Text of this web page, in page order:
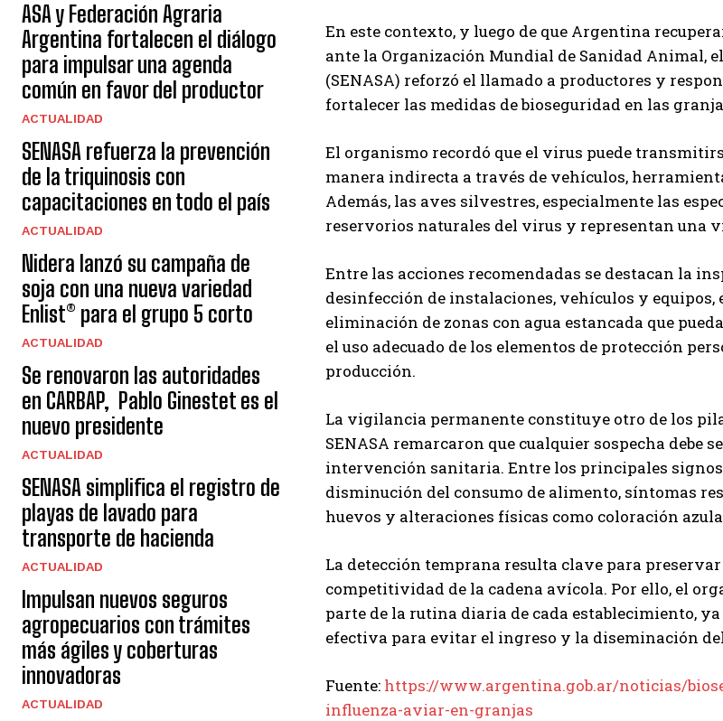
Suscribite al Newsletter
QUIERO SUSCRIBIRME
Leí y acepto la Política de Privacidad
ASA y Federación Agraria
Argentina fortalecen el diálogo
para impulsar una agenda
común en favor del productor
ACTUALIDAD
SENASA refuerza la prevención
de la triquinosis con
capacitaciones en todo el país
ACTUALIDAD
Nidera lanzó su campaña de
soja con una nueva variedad
Enlist® para el grupo 5 corto
ACTUALIDAD
Se renovaron las autoridades
en CARBAP, Pablo Ginestet es el
nuevo presidente
ACTUALIDAD
SENASA simplifica el registro de
playas de lavado para
transporte de hacienda
ACTUALIDAD
Impulsan nuevos seguros
agropecuarios con trámites
más ágiles y coberturas
innovadoras
ACTUALIDAD
En este contexto, y luego de que Argentina
ante la Organización Mundial de Sanidad Animal,
(SENASA) reforzó el llamado a productores y
fortalecer las medidas de bioseguridad en las
El organismo recordó que el virus puede
manera indirecta a través de vehículos,
Además, las aves silvestres, especialmente las
reservorios naturales del virus y representan una
Entre las acciones recomendadas se destacan la
desinfección de instalaciones, vehículos y
eliminación de zonas con agua estancada que
el uso adecuado de los elementos de protección
producción.
La vigilancia permanente constituye otro de los
SENASA remarcaron que cualquier sospecha
intervención sanitaria. Entre los principales
disminución del consumo de alimento, síntomas
huevos y alteraciones físicas como coloración
La detección temprana resulta clave para
competitividad de la cadena avícola. Por ello, el
parte de la rutina diaria de cada establecimiento,
efectiva para evitar el ingreso y la diseminación
Fuente: https://www.argentina.gob.ar/noticias/
influenza-aviar-en-granjas